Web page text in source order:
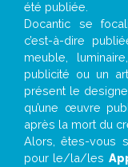
été publiée.
Docantic se
c’est-à-dire
meuble,
publicité ou un
présent le
qu’une œuvre
après la mort du
Alors, êtes-vous
pour le/la/les